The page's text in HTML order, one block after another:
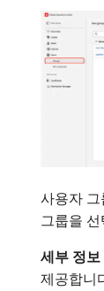
사용자
그룹을
세부 정보
제공합니